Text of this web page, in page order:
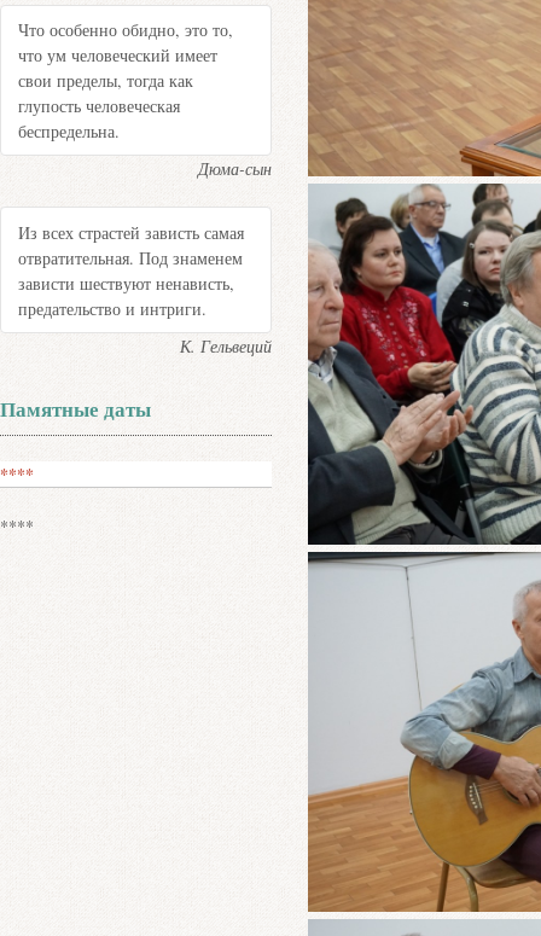
Что особенно обидно, это то,
что ум человеческий имеет
свои пределы, тогда как
глупость человеческая
беспредельна.
Дюма-сын
Из всех страстей зависть самая
отвратительная. Под знаменем
зависти шествуют ненависть,
предательство и интриги.
К. Гельвеций
Памятные даты
****
****